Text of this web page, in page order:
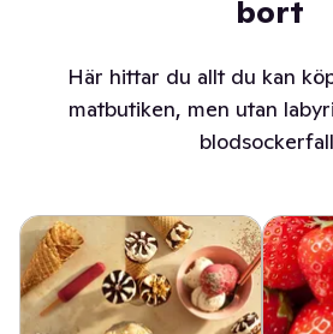
bort
Här hittar du allt du kan
matbutiken, men utan